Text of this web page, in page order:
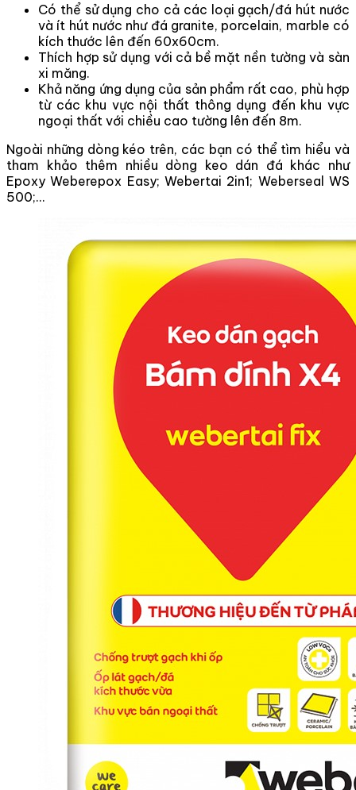
Có thể sử dụng cho cả các loại gạch/đá hút nước
và ít hút nước như đá granite, porcelain, marble có
kích thước lên đến 60x60cm.
Thích hợp sử dụng với cả bề mặt nền tường và sàn
xi măng.
Khả năng ứng dụng của sản phẩm rất cao, phù hợp
từ các khu vực nội thất thông dụng đến khu vực
ngoại thất với chiều cao tường lên đến 8m.
Ngoài những dòng kéo trên, các bạn có thể tìm hiểu và
tham khảo thêm nhiều dòng keo dán đá khác như
Epoxy Weberepox Easy; Webertai 2in1; Weberseal WS
500;…